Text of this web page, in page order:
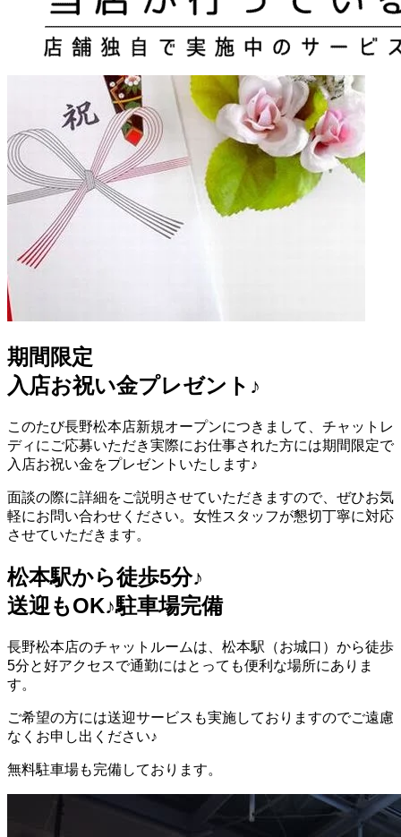
期間限定
入店お祝い金プレゼント♪
このたび長野松本店新規オープンにつきまして、チャットレ
ディにご応募いただき実際にお仕事された方には期間限定で
入店お祝い金をプレゼントいたします♪
面談の際に詳細をご説明させていただきますので、ぜひお気
軽にお問い合わせください。女性スタッフが懇切丁寧に対応
させていただきます。
松本駅から徒歩5分♪
送迎もOK♪駐車場完備
長野松本店のチャットルームは、松本駅（お城口）から徒歩
5分と好アクセスで通勤にはとっても便利な場所にありま
す。
ご希望の方には送迎サービスも実施しておりますのでご遠慮
なくお申し出ください♪
無料駐車場も完備しております。